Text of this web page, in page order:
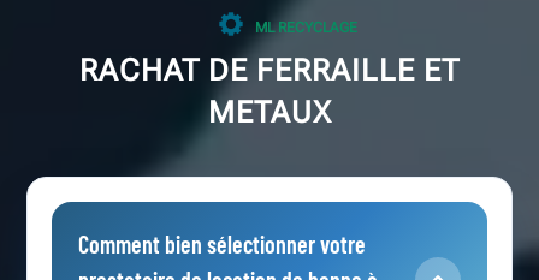
ML RECYCLAGE
RACHAT DE FERRAILLE ET
METAUX
Comment bien sélectionner votre